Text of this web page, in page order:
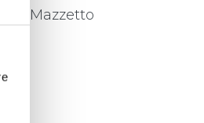
Mazzetto